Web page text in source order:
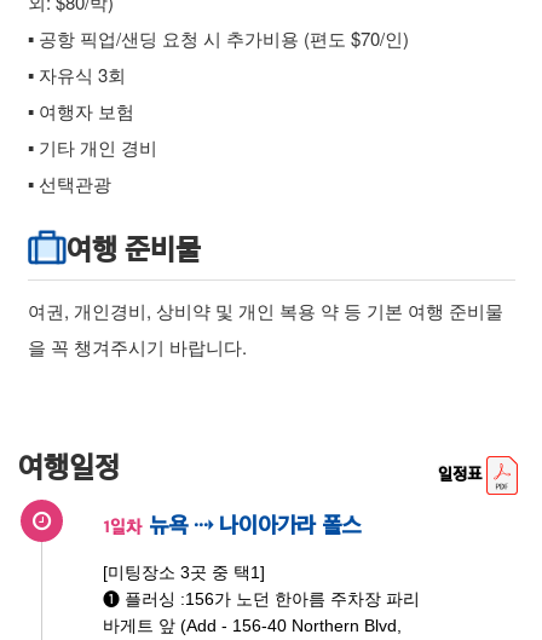
▪ 공항 픽업/샌딩 요청 시 추가비용 (편도 $70/인)
▪ 자유식 3회
▪ 여행자 보험
▪ 기타 개인 경비
▪ 선택관광
여행 준비물
여권, 개인경비, 상비약 및 개인 복용 약 등 기본 여행 준비물
을 꼭 챙겨주시기 바랍니다.
여행일정 일정표
1일차 뉴욕 ⇢ 나이아가라 폴스
[미팅장소 3곳 중 택1]
➊ 플러싱 :156가 노던 한아름 주차장 파리
바게트 앞 (Add - 156-40 Northern Blvd,